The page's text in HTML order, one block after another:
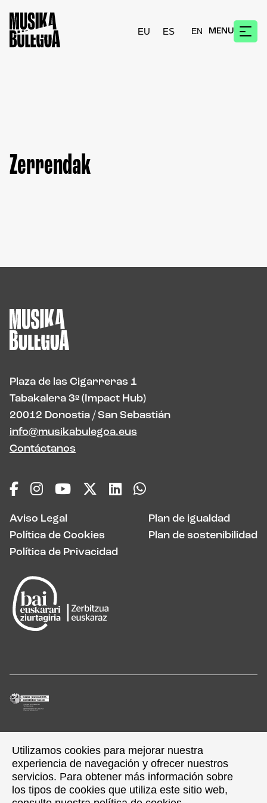
EU ES MENU
Zerrendak
Plaza de las Cigarreras 1
Tabakalera 3º (Impact Hub)
20012 Donostia / San Sebastián
info@musikabulegoa.eus
Contáctanos
Aviso Legal
Política de Cookies
Política de Privacidad
Plan de igualdad
Plan de sostenibilidad
Utilizamos cookies para mejorar nuestra
experiencia de navegación y ofrecer nuestros
servicios. Para obtener más información sobre
los tipos de cookies que utiliza este sitio web,
Utilizamos cookies para mejorar nuestra
experiencia de navegación y ofrecer nuestros
servicios. Para obtener más información sobre
los tipos de cookies que utiliza este sitio web,